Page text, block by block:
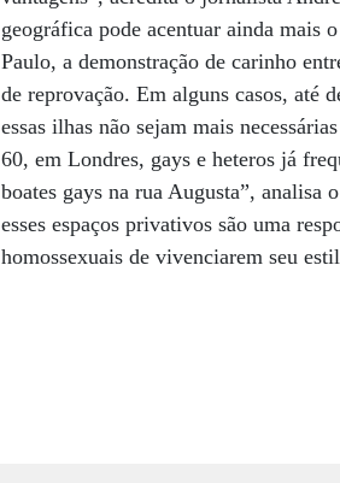
geográfica pode acentuar ainda mais
Paulo, a demonstração de carinho
de reprovação. Em alguns casos, até
essas ilhas não sejam mais
60, em Londres, gays e heteros já
boates gays na rua Augusta”,
esses espaços privativos são uma
homossexuais de vivenciarem seu